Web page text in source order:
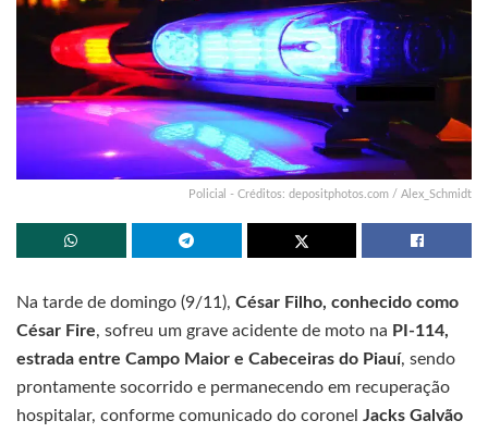
Policial - Créditos: depositphotos.com / Alex_Schmidt
Na tarde de domingo (9/11), César Filho, conhecido como
César Fire, sofreu um grave acidente de moto na PI-114,
estrada entre Campo Maior e Cabeceiras do Piauí, sendo
prontamente socorrido e permanecendo em recuperação
hospitalar, conforme comunicado do coronel Jacks Galvão